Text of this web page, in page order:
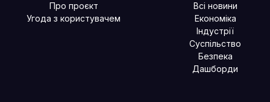
Про проєкт
Угода з користувачем
Всі новини
Економіка
Індустрії
Суспільство
Безпека
Дашборди